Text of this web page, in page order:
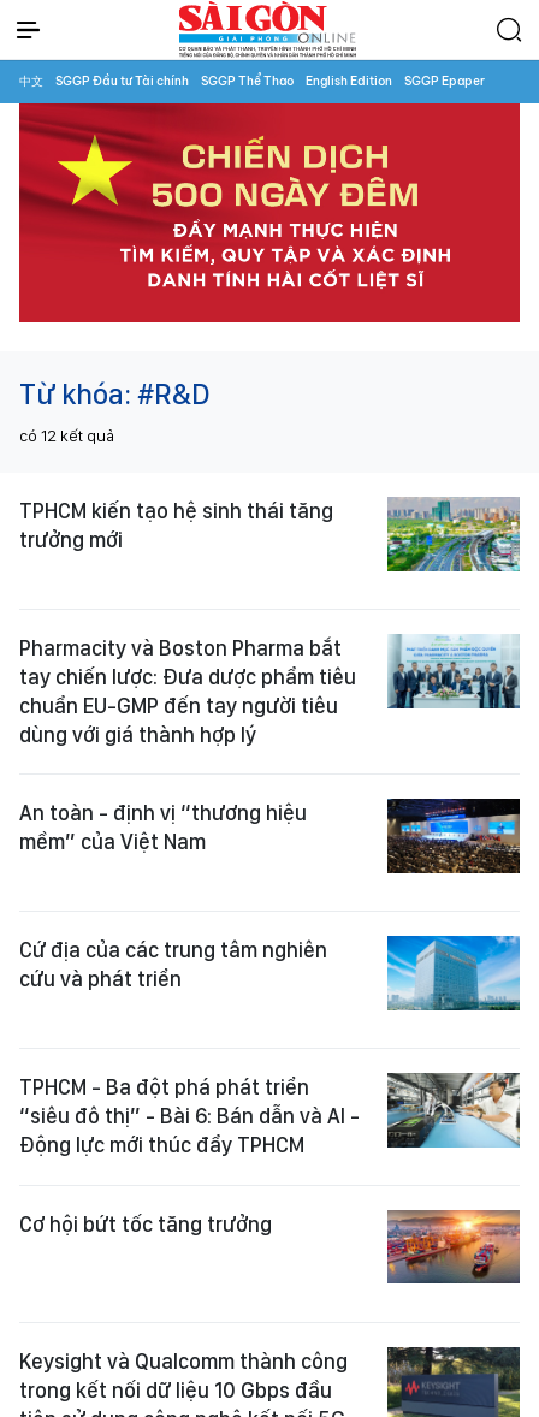
中文 SGGP Đầu tư Tài chính SGGP Thể Thao English Edition SGGP Epaper
Từ khóa: #R&D
có 12 kết quả
TPHCM kiến tạo hệ sinh thái tăng
trưởng mới
Pharmacity và Boston Pharma bắt
tay chiến lược: Đưa dược phẩm tiêu
chuẩn EU-GMP đến tay người tiêu
dùng với giá thành hợp lý
An toàn - định vị “thương hiệu
mềm” của Việt Nam
Cứ địa của các trung tâm nghiên
cứu và phát triển
TPHCM - Ba đột phá phát triển
“siêu đô thị” - Bài 6: Bán dẫn và AI -
Động lực mới thúc đẩy TPHCM
Cơ hội bứt tốc tăng trưởng
Keysight và Qualcomm thành công
trong kết nối dữ liệu 10 Gbps đầu